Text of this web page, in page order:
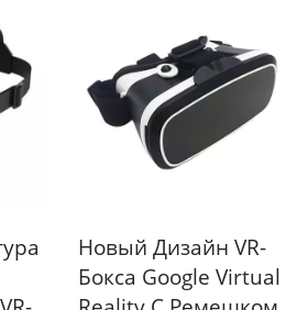
Новый Дизайн VR-
Бокса Google Virtual